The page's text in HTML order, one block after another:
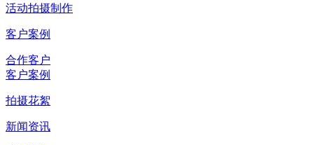
活动拍摄制作
客户案例
合作客户
客户案例
拍摄花絮
新闻资讯